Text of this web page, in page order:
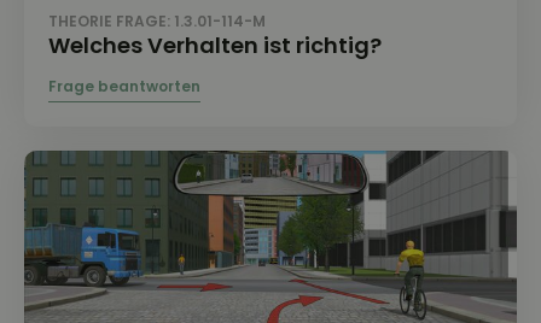
THEORIE FRAGE: 1.3.01-114-M
Welches Verhalten ist richtig?